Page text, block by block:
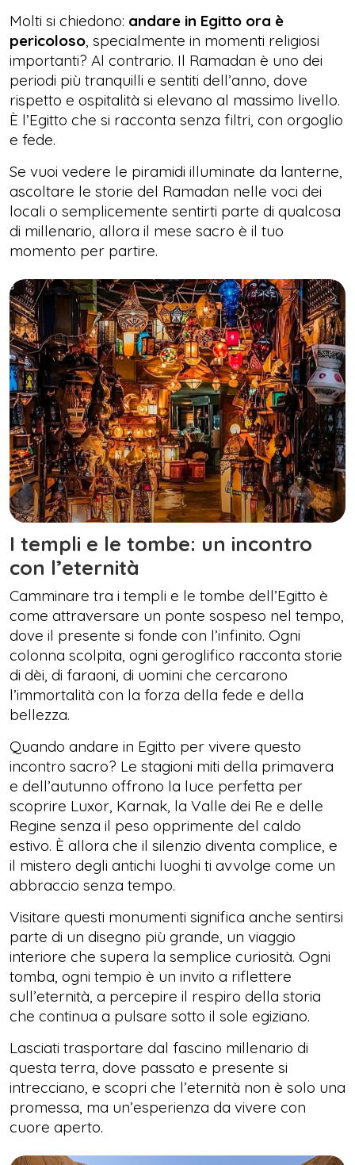
Molti si chiedono: andare in Egitto ora è
pericoloso, specialmente in momenti religiosi
importanti? Al contrario. Il Ramadan è uno dei
periodi più tranquilli e sentiti dell’anno, dove
rispetto e ospitalità si elevano al massimo livello.
È l’Egitto che si racconta senza filtri, con orgoglio
e fede.
Se vuoi vedere le piramidi illuminate da lanterne,
ascoltare le storie del Ramadan nelle voci dei
locali o semplicemente sentirti parte di qualcosa
di millenario, allora il mese sacro è il tuo
momento per partire.
I templi e le tombe: un incontro
con l’eternità
Camminare tra i templi e le tombe dell’Egitto è
come attraversare un ponte sospeso nel tempo,
dove il presente si fonde con l’infinito. Ogni
colonna scolpita, ogni geroglifico racconta storie
di dèi, di faraoni, di uomini che cercarono
l’immortalità con la forza della fede e della
bellezza.
Quando andare in Egitto per vivere questo
incontro sacro? Le stagioni miti della primavera
e dell’autunno offrono la luce perfetta per
scoprire Luxor, Karnak, la Valle dei Re e delle
Regine senza il peso opprimente del caldo
estivo. È allora che il silenzio diventa complice, e
il mistero degli antichi luoghi ti avvolge come un
abbraccio senza tempo.
Visitare questi monumenti significa anche sentirsi
parte di un disegno più grande, un viaggio
interiore che supera la semplice curiosità. Ogni
tomba, ogni tempio è un invito a riflettere
sull’eternità, a percepire il respiro della storia
che continua a pulsare sotto il sole egiziano.
Lasciati trasportare dal fascino millenario di
questa terra, dove passato e presente si
intrecciano, e scopri che l’eternità non è solo una
promessa, ma un’esperienza da vivere con
cuore aperto.